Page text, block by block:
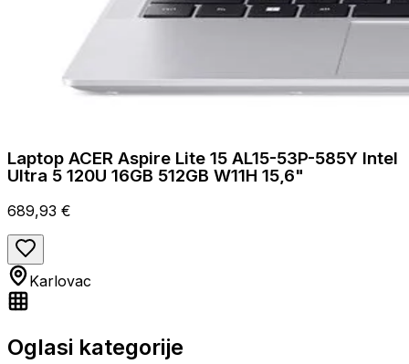
Laptop ACER Aspire Lite 15 AL15-53P-585Y Intel
Ultra 5 120U 16GB 512GB W11H 15,6"
689,93 €
Karlovac
Oglasi kategorije